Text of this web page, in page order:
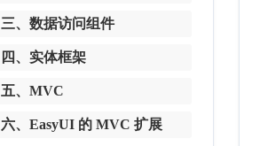
三、数据访问组件
四、实体框架
五、MVC
六、EasyUI 的 MVC 扩展